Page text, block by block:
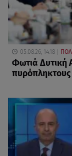
05.08.26, 14:18
Φωτιά Δυτική
πυρόπληκτους